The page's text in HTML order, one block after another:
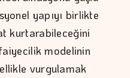
yapıyı birlikte
kurtarabileceğini
modelinin
vurgulamak